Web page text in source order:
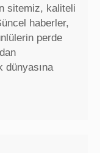
sitemiz, kaliteli
haberler,
perde
dünyasına